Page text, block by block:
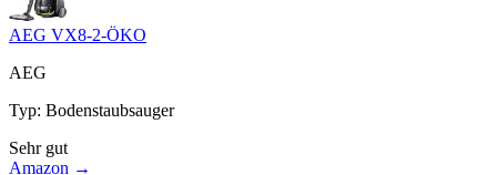
AEG VX8-2-ÖKO
AEG
Typ: Bodenstaubsauger
Sehr gut
Amazon →